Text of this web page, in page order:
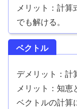
メリット：計算
でも解ける。
ベクトル
デメリット：計
メリット：知恵
ベクトルの計算